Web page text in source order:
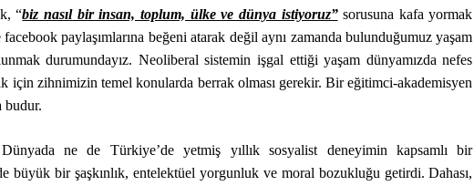
“biz nasıl bir insan, toplum, ülke ve dünya istiyoruz”sorusuna kafa yormak
paylaşımlarına beğeni atarak değil aynı zamanda bulunduğumuz yaşam
durumundayız. Neoliberal sistemin işgal ettiği yaşam dünyamızda nefes
için zihnimizin temel konularda berrak olması gerekir. Bir eğitimci-akademisyen
budur.
Dünyada ne de Türkiye’de yetmiş yıllık sosyalist deneyimin kapsamlı bir
büyük bir şaşkınlık, entelektüel yorgunluk ve moral bozukluğu getirdi. Dahası,